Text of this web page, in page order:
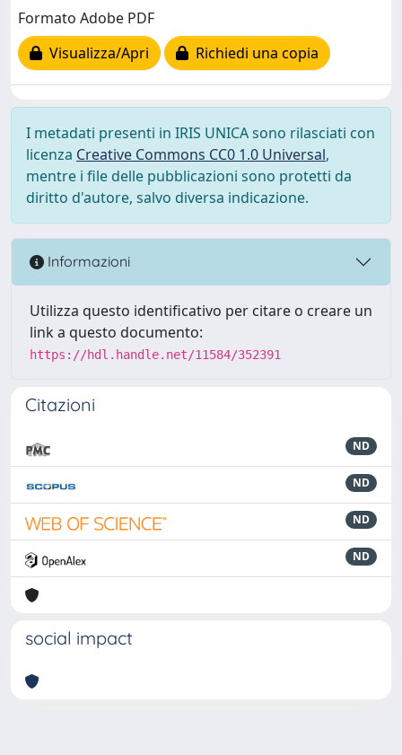
Formato Adobe PDF
Visualizza/Apri
Richiedi una copia
I metadati presenti in IRIS UNICA sono rilasciati con
licenza Creative Commons CC0 1.0 Universal,
mentre i file delle pubblicazioni sono protetti da
diritto d'autore, salvo diversa indicazione.
Informazioni
Utilizza questo identificativo per citare o creare un
link a questo documento:
https://hdl.handle.net/11584/352391
Citazioni
ND
ND
ND
ND
social impact